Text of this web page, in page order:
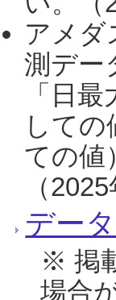
アメダ
測デー
「日
して
ての値
（
デー
※ 掲
場合